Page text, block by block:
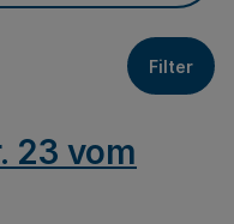
Filter
23 vom